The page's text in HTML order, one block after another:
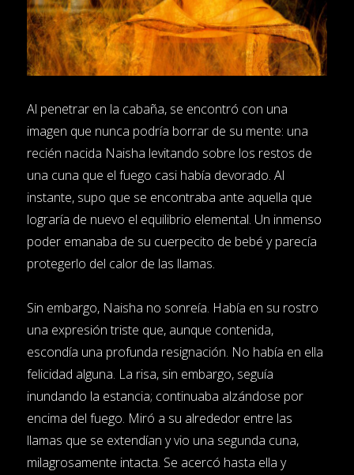
Al penetrar en la cabaña, se encontró con una
imagen que nunca podría borrar de su mente: una
recién nacida Naisha levitando sobre los restos de
una cuna que el fuego casi había devorado. Al
instante, supo que se encontraba ante aquella que
lograría de nuevo el equilibrio elemental. Un inmenso
poder emanaba de su cuerpecito de bebé y parecía
protegerlo del calor de las llamas.
Sin embargo, Naisha no sonreía. Había en su rostro
una expresión triste que, aunque contenida,
escondía una profunda resignación. No había en ella
felicidad alguna. La risa, sin embargo, seguía
inundando la estancia; continuaba alzándose por
encima del fuego. Miró a su alrededor entre las
llamas que se extendían y vio una segunda cuna,
milagrosamente intacta. Se acercó hasta ella y